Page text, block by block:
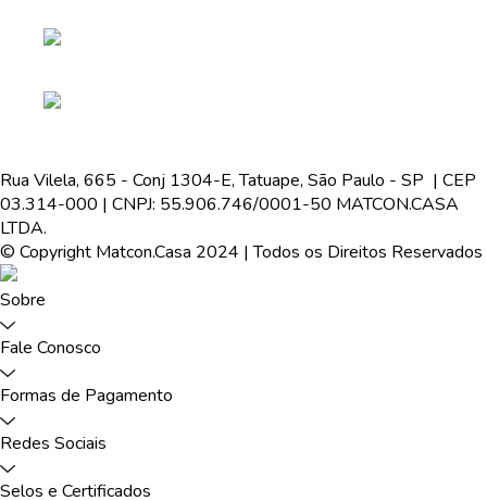
Rua Vilela, 665 - Conj 1304-E, Tatuape, São Paulo - SP | CEP
03.314-000 | CNPJ: 55.906.746/0001-50 MATCON.CASA
LTDA.
© Copyright Matcon.Casa 2024 | Todos os Direitos Reservados
Sobre
Fale Conosco
Formas de Pagamento
Redes Sociais
Selos e Certificados